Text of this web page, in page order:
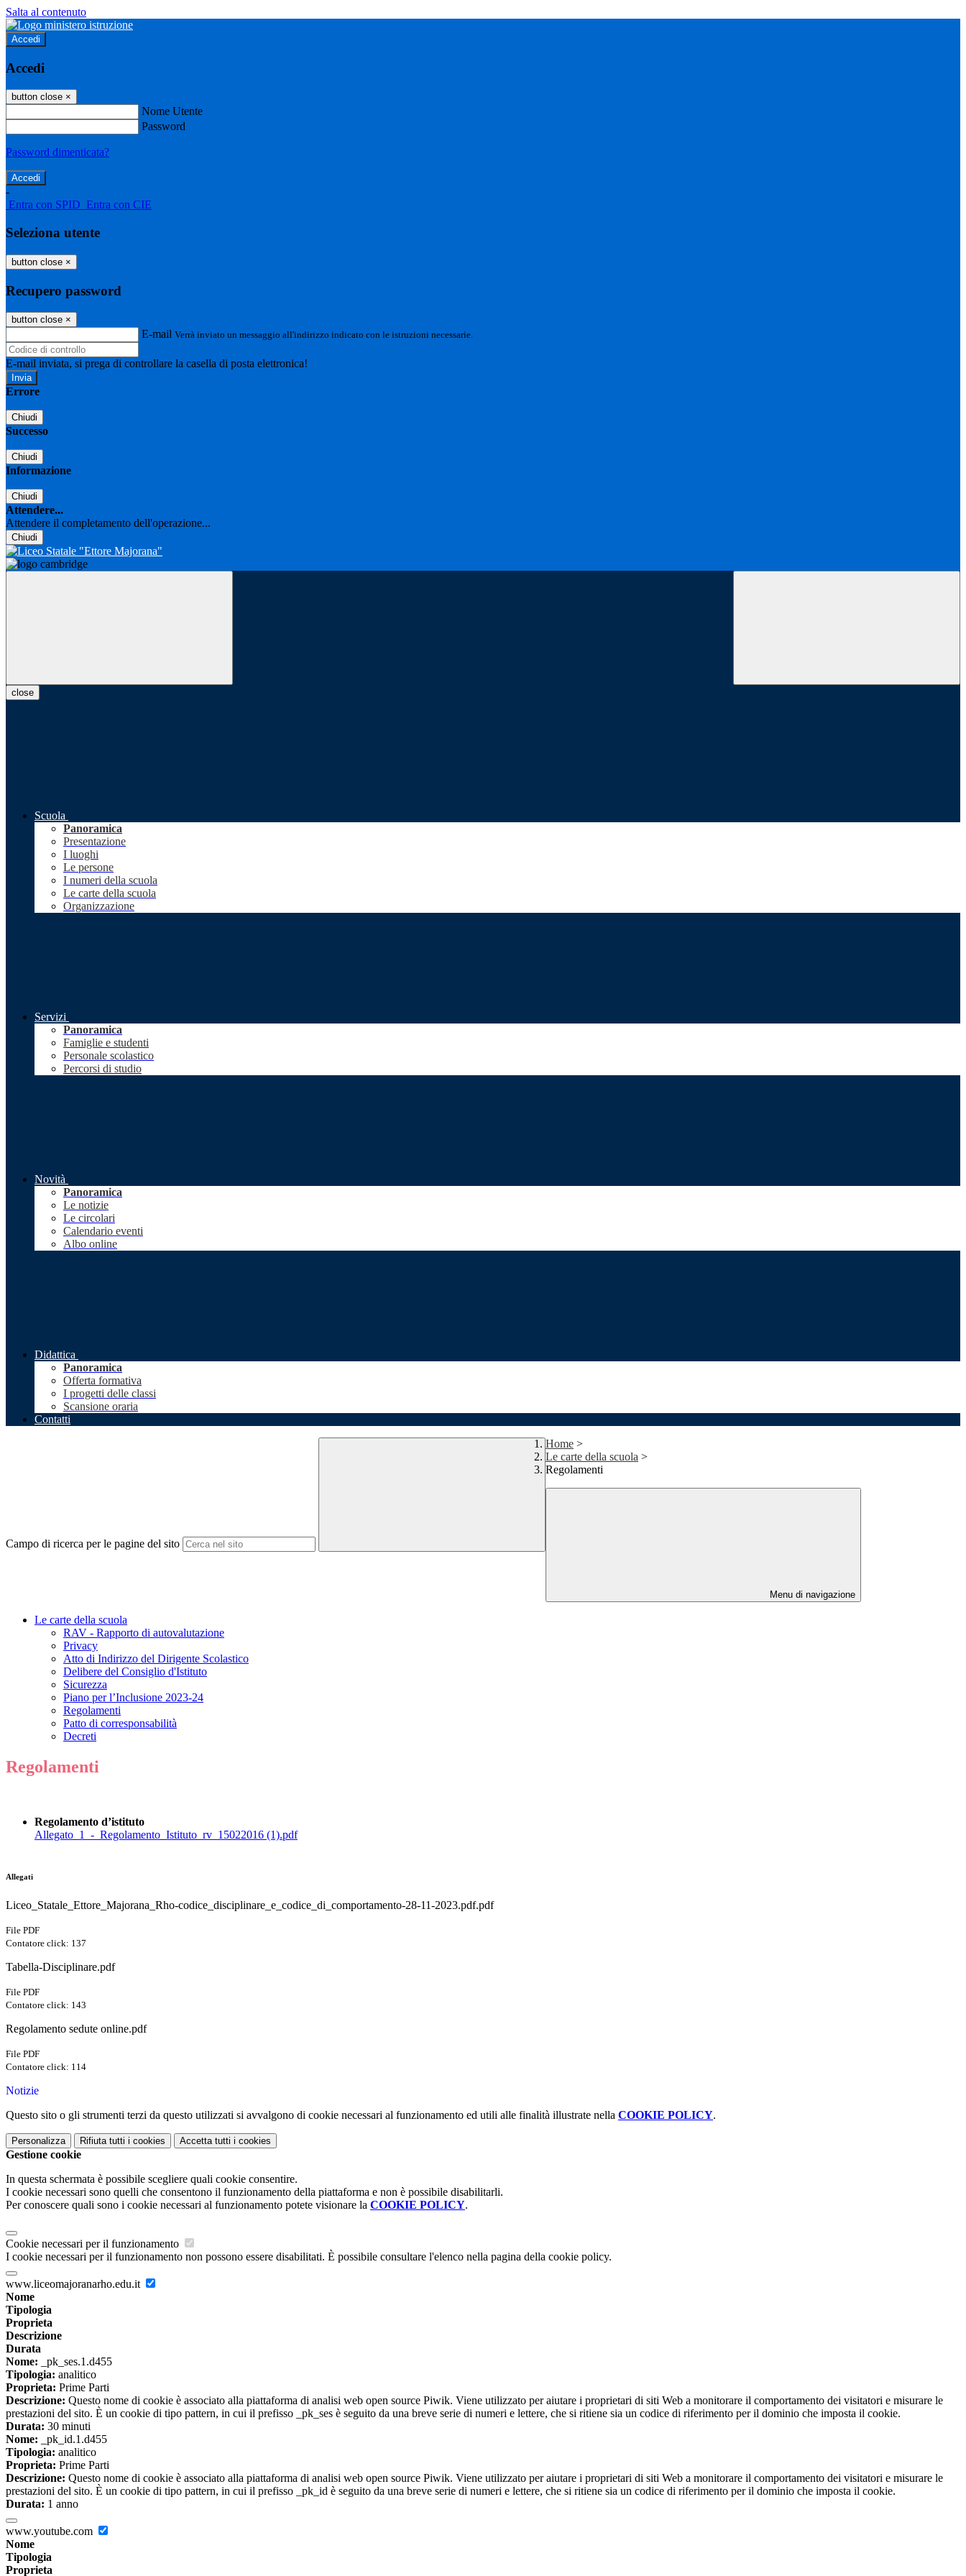
Salta al contenuto
Accedi
Accedi
button close ×
Nome Utente
Password
Password dimenticata?
-
Entra con SPID Entra con CIE
Seleziona utente
button close ×
Recupero password
button close ×
E-mail Verrà inviato un messaggio all'indirizzo indicato con le istruzioni necessarie.
E-mail inviata, si prega di controllare la casella di posta elettronica!
Errore
Chiudi
Successo
Chiudi
Informazione
Chiudi
Attendere...
Attendere il completamento dell'operazione...
Chiudi
close
Scuola
Panoramica
Presentazione
I luoghi
Le persone
I numeri della scuola
Le carte della scuola
Organizzazione
Servizi
Panoramica
Famiglie e studenti
Personale scolastico
Percorsi di studio
Novità
Panoramica
Le notizie
Le circolari
Calendario eventi
Albo online
Didattica
Panoramica
Offerta formativa
I progetti delle classi
Scansione oraria
Contatti
Campo di ricerca per le pagine del sito
Home >
Le carte della scuola >
Regolamenti
Menu di navigazione
Le carte della scuola
RAV - Rapporto di autovalutazione
Privacy
Atto di Indirizzo del Dirigente Scolastico
Delibere del Consiglio d'Istituto
Sicurezza
Piano per l’Inclusione 2023-24
Regolamenti
Patto di corresponsabilità
Decreti
Regolamenti
Regolamento d’istituto
Allegato_1_-_Regolamento_Istituto_rv_15022016 (1).pdf
Allegati
Liceo_Statale_Ettore_Majorana_Rho-codice_disciplinare_e_codice_di_comportamento-28-11-2023.pdf.pdf
File PDF
Contatore click: 137
Tabella-Disciplinare.pdf
File PDF
Contatore click: 143
Regolamento sedute online.pdf
File PDF
Contatore click: 114
Notizie
Questo sito o gli strumenti terzi da questo utilizzati si avvalgono di cookie necessari al funzionamento ed utili alle finalità illustrate nella COOKIE POLICY.
Personalizza Rifiuta tutti i cookies Accetta tutti i cookies
Gestione cookie
In questa schermata è possibile scegliere quali cookie consentire.
I cookie necessari sono quelli che consentono il funzionamento della piattaforma e non è possibile disabilitarli.
Per conoscere quali sono i cookie necessari al funzionamento potete visionare la COOKIE POLICY.
Cookie necessari per il funzionamento
I cookie necessari per il funzionamento non possono essere disabilitati. È possibile consultare l'elenco nella pagina della cookie policy.
www.liceomajoranarho.edu.it
Nome
Tipologia
Proprieta
Descrizione
Durata
Nome: _pk_ses.1.d455
Tipologia: analitico
Proprieta: Prime Parti
Descrizione: Questo nome di cookie è associato alla piattaforma di analisi web open source Piwik. Viene utilizzato per aiutare i proprietari di siti Web a monitorare il comportamento dei visitatori e misurare le
prestazioni del sito. È un cookie di tipo pattern, in cui il prefisso _pk_ses è seguito da una breve serie di numeri e lettere, che si ritiene sia un codice di riferimento per il dominio che imposta il cookie.
Durata: 30 minuti
Nome: _pk_id.1.d455
Tipologia: analitico
Proprieta: Prime Parti
Descrizione: Questo nome di cookie è associato alla piattaforma di analisi web open source Piwik. Viene utilizzato per aiutare i proprietari di siti Web a monitorare il comportamento dei visitatori e misurare le
prestazioni del sito. È un cookie di tipo pattern, in cui il prefisso _pk_id è seguito da una breve serie di numeri e lettere, che si ritiene sia un codice di riferimento per il dominio che imposta il cookie.
Durata: 1 anno
www.youtube.com
Nome
Tipologia
Proprieta